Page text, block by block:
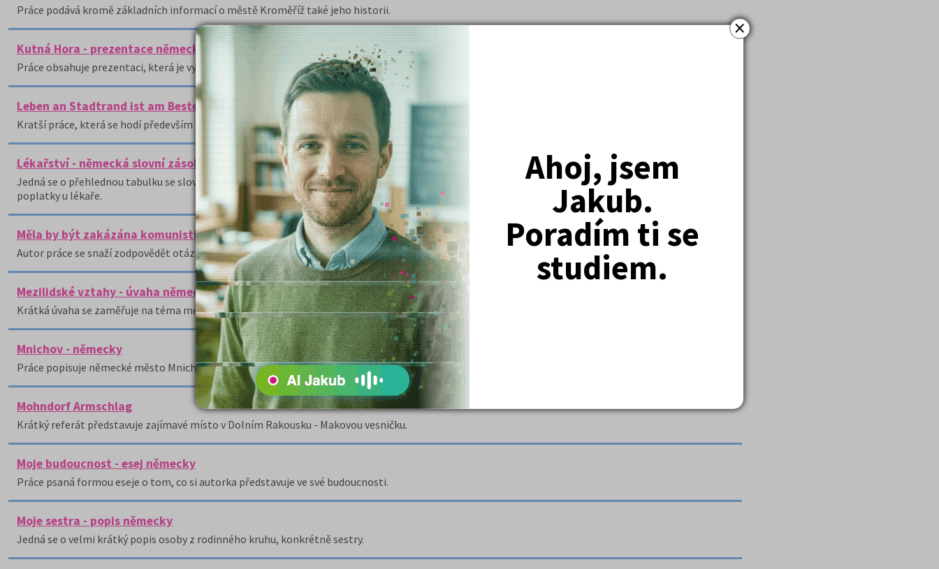
×
Ahoj, jsem
Jakub.
Poradím ti se
studiem.
Práce podává kromě základních informací o městě Kroměříž také jeho historii.
Kutná Hora - prezentace německy
Práce obsahuje prezentaci, která je vytvořená na němčinu.
Leben an Stadtrand ist am Besten
Kratší práce, která se hodí především k ústnímu zkoušení podle učebnice Sprechen Sie Deutsch 2.
Lékařství - německá slovní zásoba
Jedná se o přehlednou tabulku se slovíčky z němčiny k tématům člověk, lidské tělo, péče o zuby, první pomoc, nemocnice, zdravotní pojištění a
poplatky u lékaře.
Měla by být zakázána komunistická strana? - esej německy
Autor práce se snaží zodpovědět otázku, zda by měla být komunistická strana obecně zakázána, nebo ne.
Mezilidské vztahy - úvaha německy
Krátká úvaha se zaměřuje na téma mezilidských vztahů.
Mnichov - německy
Práce popisuje německé město Mnichov.
Mohndorf Armschlag
Krátký referát představuje zajímavé místo v Dolním Rakousku - Makovou vesničku.
Moje budoucnost - esej německy
Práce psaná formou eseje o tom, co si autorka představuje ve své budoucnosti.
Moje sestra - popis německy
Jedná se o velmi krátký popis osoby z rodinného kruhu, konkrétně sestry.